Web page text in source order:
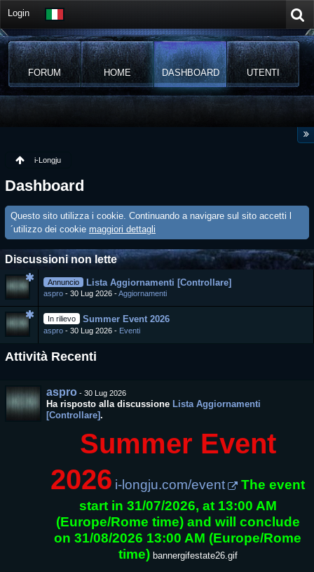
Login
FORUM HOME DASHBOARD UTENTI
i-Longju
Dashboard
Questo sito utilizza i cookie. Continuando a navigare sul sito accetti l
´utilizzo dei cookie maggiori dettagli
Discussioni non lette
Annuncio Lista Aggiornamenti [Controllare]
aspro 30 Lug 2026 Aggiornamenti
In rilievo Summer Event 2026
aspro 30 Lug 2026 Eventi
Attività Recenti
aspro - 30 Lug 2026
Ha risposto alla discussione Lista Aggiornamenti
[Controllare].
Summer Event
2026 i-longju.com/event
The event
start in 31/07/2026, at 13:00 AM
(Europe/Rome time) and will conclude
on 31/08/2026 13:00 AM (Europe/Rome
time) bannergifestate26.gif